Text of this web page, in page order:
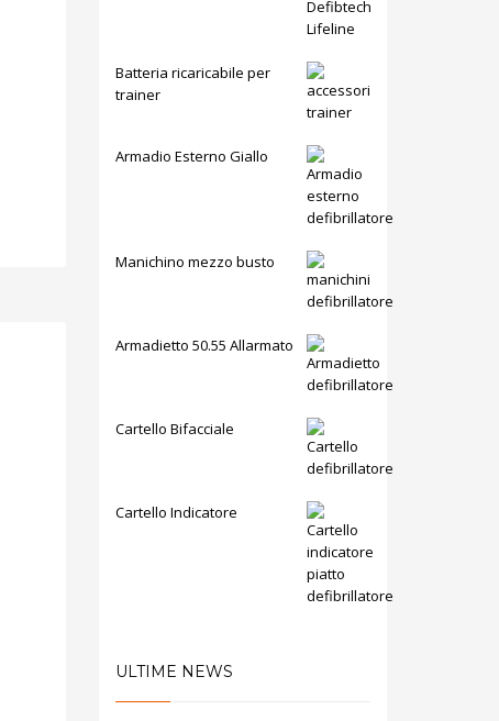
Batteria ricaricabile per
trainer
Armadio Esterno Giallo
Manichino mezzo busto
Armadietto 50.55 Allarmato
Cartello Bifacciale
Cartello Indicatore
ULTIME NEWS